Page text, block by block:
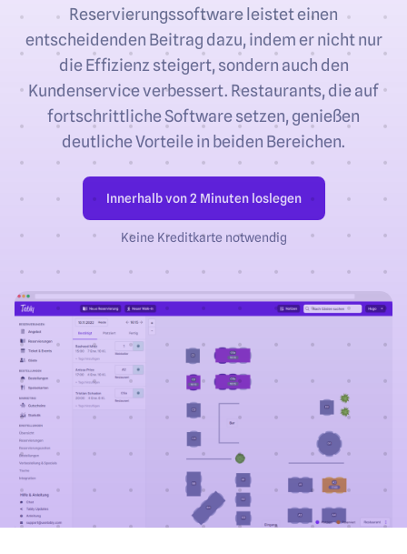
Reservierungssoftware leistet einen
entscheidenden Beitrag dazu, indem er nicht nur
die Effizienz steigert, sondern auch den
Kundenservice verbessert. Restaurants, die auf
fortschrittliche Software setzen, genießen
deutliche Vorteile in beiden Bereichen.
Innerhalb von 2 Minuten loslegen
Keine Kreditkarte notwendig